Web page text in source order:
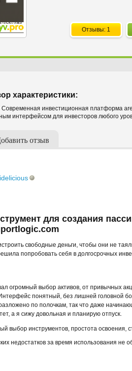
Отзывы: 1
характеристики:
инвестиционная платформа
интерфейсом для инвесторов любого
отзыв
для создания
свободные деньги, чтобы они не
попробовать себя в долгосрочных
огромный выбор активов, от привычных
понятный, без лишней головной
по полочкам, так что даже
а я сижу довольная и планирую отпуск.
выбор инструментов, простота освоения,
недостатков за время использования не